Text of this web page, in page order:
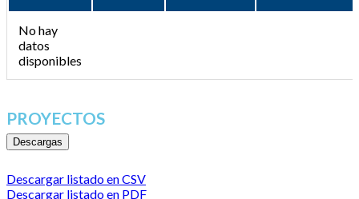
No hay
datos
disponibles
PROYECTOS
Descargas
Descargar listado en CSV
Descargar listado en PDF